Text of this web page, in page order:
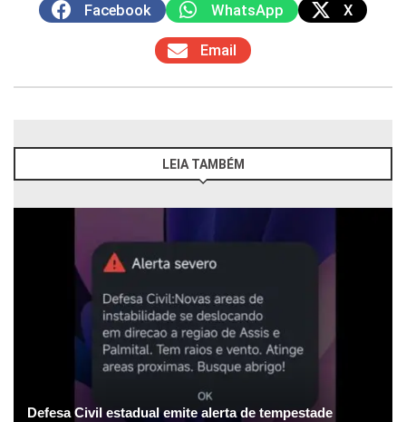
Facebook WhatsApp X
Email
LEIA TAMBÉM
Defesa Civil estadual emite alerta de tempestade